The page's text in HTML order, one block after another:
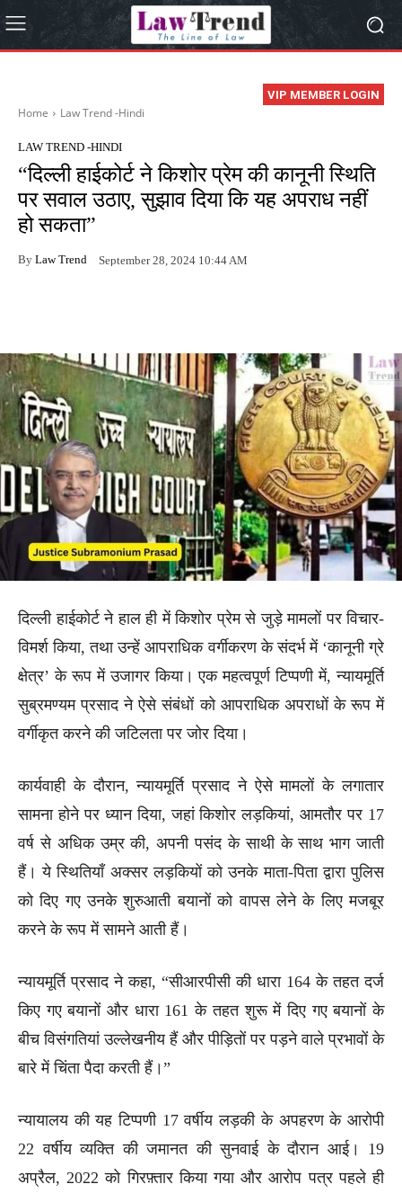
VIP MEMBER LOGIN
Home Law Trend -Hindi
LAW TREND -HINDI
“दिल्ली हाईकोर्ट ने किशोर प्रेम की कानूनी स्थिति
पर सवाल उठाए, सुझाव दिया कि यह अपराध नहीं
हो सकता”
By Law Trend September 28, 2024 10:44 AM
दिल्ली हाईकोर्ट ने हाल ही में किशोर प्रेम से जुड़े मामलों पर विचार-
विमर्श किया, तथा उन्हें आपराधिक वर्गीकरण के संदर्भ में ‘कानूनी ग्रे
क्षेत्र’ के रूप में उजागर किया। एक महत्वपूर्ण टिप्पणी में, न्यायमूर्ति
सुब्रमण्यम प्रसाद ने ऐसे संबंधों को आपराधिक अपराधों के रूप में
वर्गीकृत करने की जटिलता पर जोर दिया।
कार्यवाही के दौरान, न्यायमूर्ति प्रसाद ने ऐसे मामलों के लगातार
सामना होने पर ध्यान दिया, जहां किशोर लड़कियां, आमतौर पर 17
वर्ष से अधिक उम्र की, अपनी पसंद के साथी के साथ भाग जाती
हैं। ये स्थितियाँ अक्सर लड़कियों को उनके माता-पिता द्वारा पुलिस
को दिए गए उनके शुरुआती बयानों को वापस लेने के लिए मजबूर
करने के रूप में सामने आती हैं।
न्यायमूर्ति प्रसाद ने कहा, “सीआरपीसी की धारा 164 के तहत दर्ज
किए गए बयानों और धारा 161 के तहत शुरू में दिए गए बयानों के
बीच विसंगतियां उल्लेखनीय हैं और पीड़ितों पर पड़ने वाले प्रभावों के
बारे में चिंता पैदा करती हैं।”
न्यायालय की यह टिप्पणी 17 वर्षीय लड़की के अपहरण के आरोपी
22 वर्षीय व्यक्ति की जमानत की सुनवाई के दौरान आई। 19
अप्रैल, 2022 को गिरफ़्तार किया गया और आरोप पत्र पहले ही